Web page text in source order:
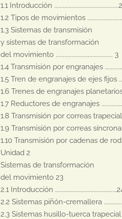
1.1 Introducción ............................................2
1.2 Tipos de movimientos
1.3 Sistemas de transmisión
y sistemas de transformación
del movimiento ....................................... 3
1.4 Transmisión por engranajes
1.5 Tren de engranajes de ejes fijos
1.6 Trenes de engranajes planetarios
1.7 Reductores de engranajes
1.8 Transmisión por correas
1.9 Transmisión por correas
1.10 Transmisión por cadenas de
Unidad 2
Sistemas de transformación
del movimiento 23
2.1 Introducción
2.2 Sistemas piñón-cremallera
2.3 Sistemas husillo-tuerca trapecial